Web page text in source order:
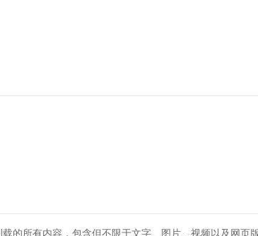
载的所有内容，包含但不限于文字、图片、视频以及网页